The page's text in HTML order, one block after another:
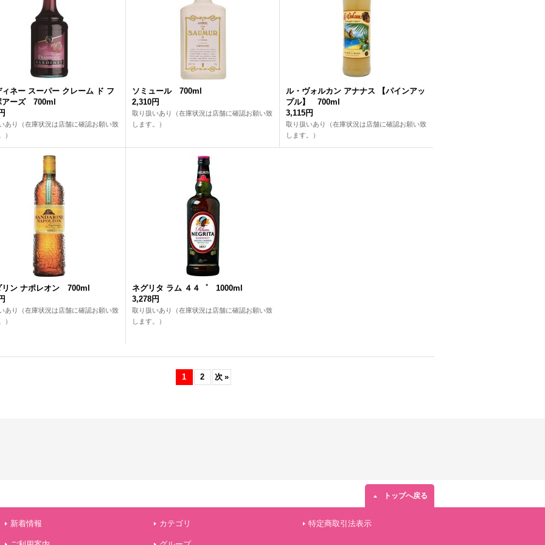
ィネー スーパー クレーム ド フ
アーズ 700ml
あり（在庫状況は店舗に確認お願い致
）
ソミュール 700ml
2,310円
取り扱いあり（在庫状況は店舗に確認お願い致
します。）
ル・ヴォルカン アナナス 【パインアッ
プル】 700ml
3,115円
取り扱いあり（在庫状況は店舗に確認お願い致
します。）
リン ナポレオン 700ml
あり（在庫状況は店舗に確認お願い致
）
ネグリタ ラム ４４゜ 1000ml
3,278円
取り扱いあり（在庫状況は店舗に確認お願い致
します。）
1 2 次 »
トップへ戻る
新着情報 カテゴリ 特定商取引法表示